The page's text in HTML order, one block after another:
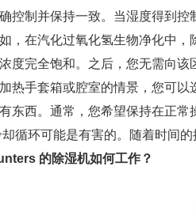
控制并保持一致。当湿度得到控
在汽化过氧化氢生物净化中，
度完全饱和。之后，您无需向
热手套箱或腔室的情景，您可以
东西。通常，您希望保持在正
循环可能是有害的。随着时间
的除湿机如何工作？